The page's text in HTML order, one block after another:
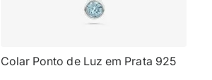
Colar Ponto de Luz em Prata 925